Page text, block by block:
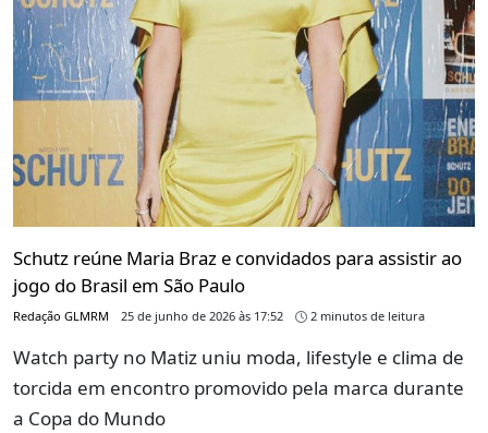
Schutz reúne Maria Braz e convidados para assistir ao
jogo do Brasil em São Paulo
Redação GLMRM 25 de junho de 2026 às 17:52 2 minutos de leitura
Watch party no Matiz uniu moda, lifestyle e clima de
torcida em encontro promovido pela marca durante
a Copa do Mundo